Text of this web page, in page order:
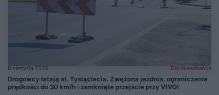
8 sierpnia 2026 Dla mieszkańca
Drogowcy łatają al. Tysiąclecia. Zwężona jezdnia, ograniczenie
prędkości do 30 km/h i zamknięte przejście przy VIVO!